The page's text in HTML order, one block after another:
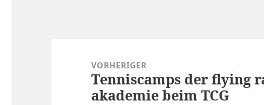
VORHERIGER
Vorheriger
Beitrag:
Tenniscamps der flying
akademie beim TCG